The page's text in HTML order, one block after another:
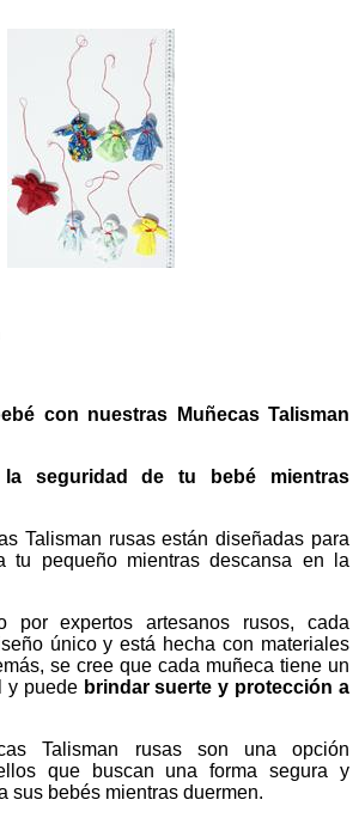
con nuestras Muñecas Talisman
la seguridad de tu bebé mientras
Talisman rusas están diseñadas para
tu pequeño mientras descansa en la
por expertos artesanos rusos, cada
único y está hecha con materiales
se cree que cada muñeca tiene un
y puede brindar suerte y protección a
Talisman rusas son una opción
que buscan una forma segura y
sus bebés mientras duermen.